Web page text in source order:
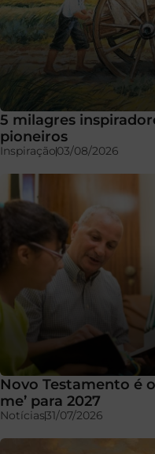
5 milagres
pioneiros
Inspiração03/08/2026
Novo Testamento é
me’ para 2027
Notícias31/07/2026